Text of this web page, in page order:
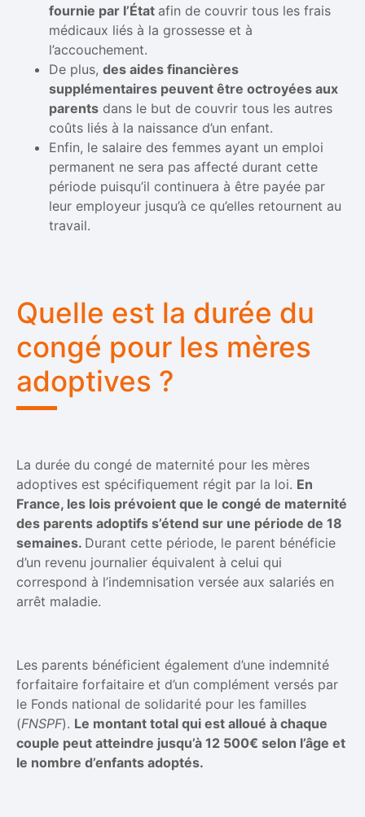
fournie par l’État afin de couvrir tous les frais
médicaux liés à la grossesse et à
l’accouchement.
De plus, des aides financières
supplémentaires peuvent être octroyées aux
parents dans le but de couvrir tous les autres
coûts liés à la naissance d’un enfant.
Enfin, le salaire des femmes ayant un emploi
permanent ne sera pas affecté durant cette
période puisqu’il continuera à être payée par
leur employeur jusqu’à ce qu’elles retournent au
travail.
Quelle est la durée du
congé pour les mères
adoptives ?
La durée du congé de maternité pour les mères
adoptives est spécifiquement régit par la loi. En
France, les lois prévoient que le congé de maternité
des parents adoptifs s’étend sur une période de 18
semaines. Durant cette période, le parent bénéficie
d’un revenu journalier équivalent à celui qui
correspond à l’indemnisation versée aux salariés en
arrêt maladie.
Les parents bénéficient également d’une indemnité
forfaitaire forfaitaire et d’un complément versés par
le Fonds national de solidarité pour les familles
(FNSPF). Le montant total qui est alloué à chaque
couple peut atteindre jusqu’à 12 500€ selon l’âge et
le nombre d’enfants adoptés.